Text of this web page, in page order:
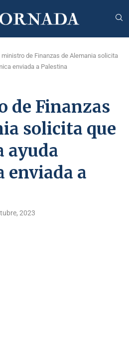
ministro de Finanzas de Alemania solicita
enviada a Palestina
de Finanzas
solicita que
ayuda
enviada a
2023